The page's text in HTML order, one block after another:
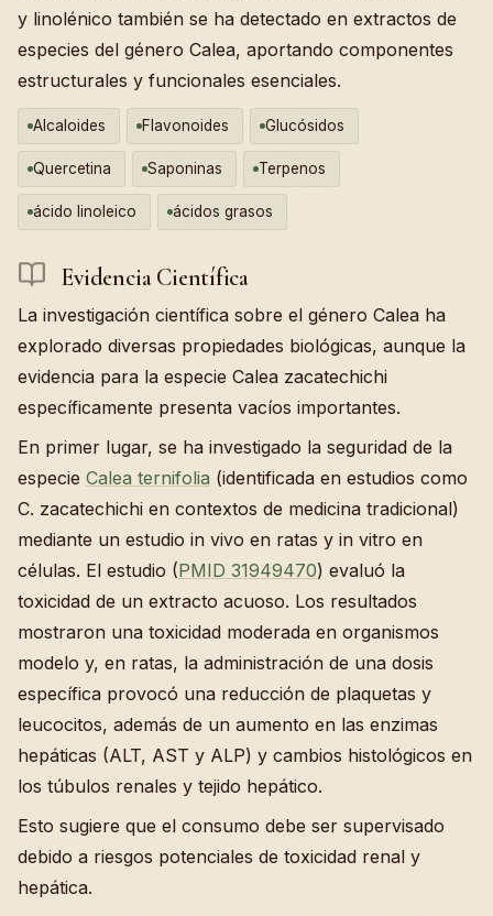
y linolénico también se ha detectado en extractos de
especies del género Calea, aportando componentes
estructurales y funcionales esenciales.
Alcaloides Flavonoides Glucósidos
Quercetina Saponinas Terpenos
ácido linoleico ácidos grasos
Evidencia Científica
La investigación científica sobre el género Calea ha
explorado diversas propiedades biológicas, aunque la
evidencia para la especie Calea zacatechichi
específicamente presenta vacíos importantes.
En primer lugar, se ha investigado la seguridad de la
especie Calea ternifolia (identificada en estudios como
C. zacatechichi en contextos de medicina tradicional)
mediante un estudio in vivo en ratas y in vitro en
células. El estudio (PMID 31949470) evaluó la
toxicidad de un extracto acuoso. Los resultados
mostraron una toxicidad moderada en organismos
modelo y, en ratas, la administración de una dosis
específica provocó una reducción de plaquetas y
leucocitos, además de un aumento en las enzimas
hepáticas (ALT, AST y ALP) y cambios histológicos en
los túbulos renales y tejido hepático.
Esto sugiere que el consumo debe ser supervisado
debido a riesgos potenciales de toxicidad renal y
hepática.